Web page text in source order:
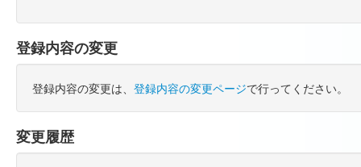
登録内容の変更
登録内容の変更は、 登録内容の変更ページで行ってください。
変更履歴